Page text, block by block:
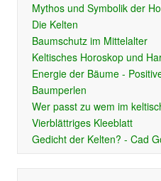
Mythos und Symbolik der
Die Kelten
Baumschutz im Mittelalter
Keltisches Horoskop und
Energie der Bäume -
Baumperlen
Wer passt zu wem im
Vierblättriges Kleeblatt
Gedicht der Kelten? - Cad